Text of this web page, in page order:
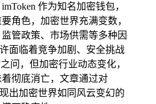
作为知名加密钱包，
角色，加密世界充满变数，
管政策、市场供需等多种因
面临着竞争加剧、安全挑战
问，但加密行业动态变化，
彻底消亡，文章通过对
出加密世界如同风云变幻的